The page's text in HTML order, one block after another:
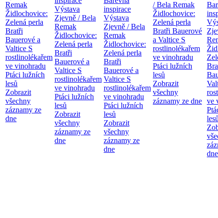
Remak
Židlochovice:
Zelená perla
Bratři
Bauerové a
Valtice S
rostlinolékařem
ve vinohradu
Ptáci lužních
lesů
Zobrazit
všechny
záznamy ze
dne
Výstava
Zjevně / Bela
Remak
Židlochovice:
Zelená perla
Bratři
Bauerové a
Valtice S
rostlinolékařem
ve vinohradu
Ptáci lužních
lesů
Zobrazit
všechny
záznamy ze
dne
inspirace
Výstava
Zjevně / Bela
Remak
Židlochovice:
Zelená perla
Bratři
Bauerové a
Valtice S
rostlinolékařem
ve vinohradu
Ptáci lužních
lesů
Zobrazit
všechny
záznamy ze
dne
/ Bela Remak
Židlochovice:
Zelená perla
Bratři Bauerové
a Valtice S
rostlinolékařem
ve vinohradu
Ptáci lužních
lesů
Zobrazit
všechny
záznamy ze dne ve
dne